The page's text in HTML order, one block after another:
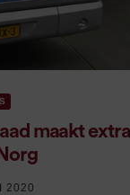
maakt
2020